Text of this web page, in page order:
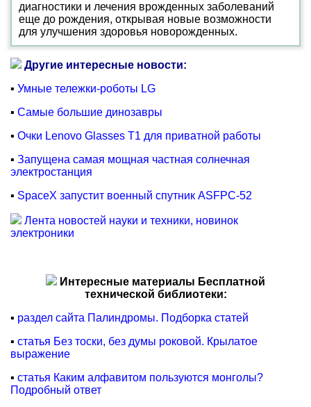
диагностики и лечения врожденных заболеваний
еще до рождения, открывая новые возможности
для улучшения здоровья новорожденных.
Другие интересные новости:
▪ Умные тележки-роботы LG
▪ Самые большие динозавры
▪ Очки Lenovo Glasses T1 для приватной работы
▪ Запущена самая мощная частная солнечная
электростанция
▪ SpaceX запустит военный спутник ASFPC-52
Лента новостей науки и техники, новинок
электроники
Интересные материалы Бесплатной
технической библиотеки:
▪ раздел сайта Палиндромы. Подборка статей
▪ статья Без тоски, без думы роковой. Крылатое
выражение
▪ статья Каким алфавитом пользуются монголы?
Подробный ответ